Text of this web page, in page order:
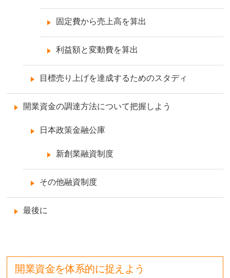
固定費から売上高を算出
利益額と変動費を算出
目標売り上げを達成するためのスタディ
開業資金の調達方法について把握しよう
日本政策金融公庫
新創業融資制度
その他融資制度
最後に
開業資金を体系的に捉えよう